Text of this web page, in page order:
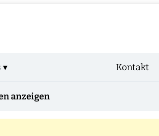
▾ Kontakt
anzeigen